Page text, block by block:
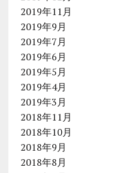
2019年11月
2019年9月
2019年7月
2019年6月
2019年5月
2019年4月
2019年3月
2018年11月
2018年10月
2018年9月
2018年8月